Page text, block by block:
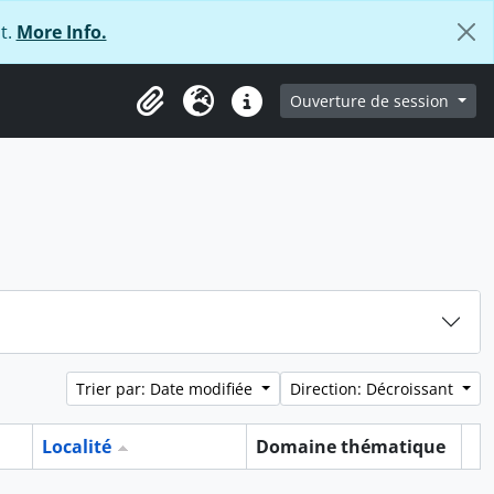
More Info.
Presse-papier
LangueLiens rapidesOuverture de session
Trier par: Date modifiée Direction: Décroissant
Localité
Domaine thématique